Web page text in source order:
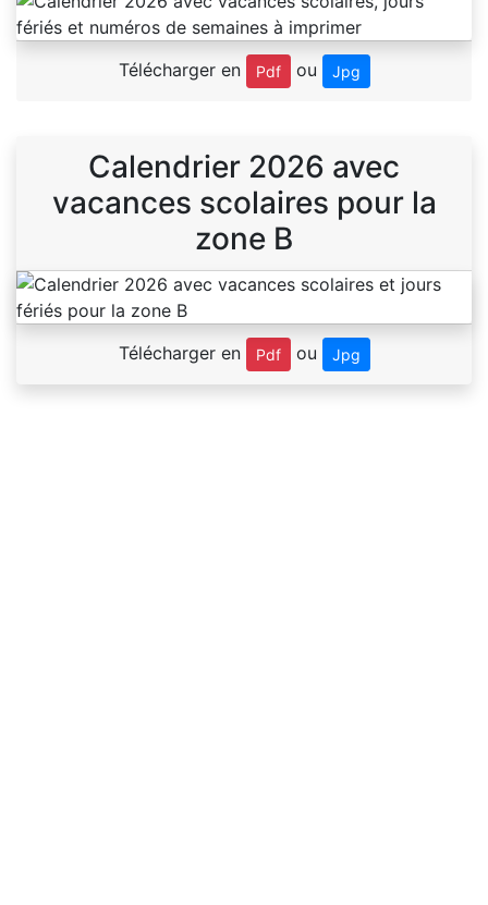
Télécharger en Pdf ou Jpg
Calendrier 2026 avec
vacances scolaires pour la
zone B
Télécharger en Pdf ou Jpg